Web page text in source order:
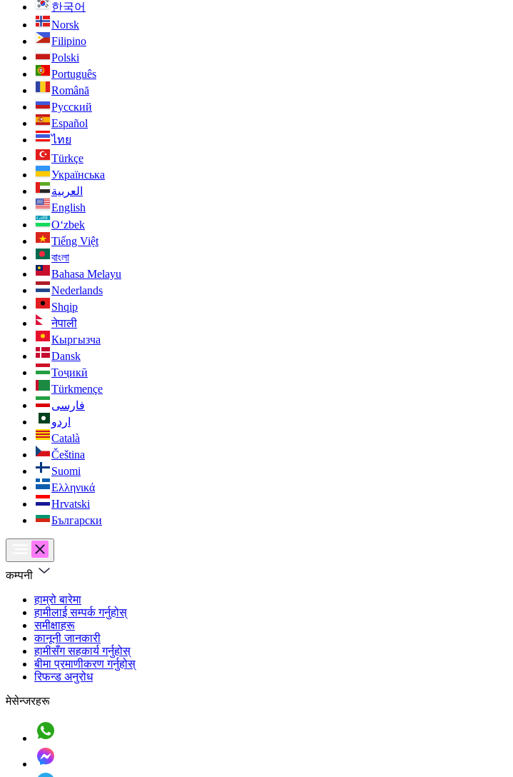
한국어
Norsk
Filipino
Polski
Português
Română
Русский
Español
ไทย
Türkçe
Українська
العربية
English
O‘zbek
Tiếng Việt
বাংলা
Bahasa Melayu
Nederlands
Shqip
नेपाली
Кыргызча
Dansk
Тоҷикӣ
Türkmençe
فارسی
اردو
Català
Čeština
Suomi
Ελληνικά
Hrvatski
Български
कम्पनी
हाम्रो बारेमा
हामीलाई सम्पर्क गर्नुहोस्
समीक्षाहरू
कानूनी जानकारी
हामीसँग सहकार्य गर्नुहोस्
बीमा प्रमाणीकरण गर्नुहोस्
रिफन्ड अनुरोध
मेसेन्जरहरू